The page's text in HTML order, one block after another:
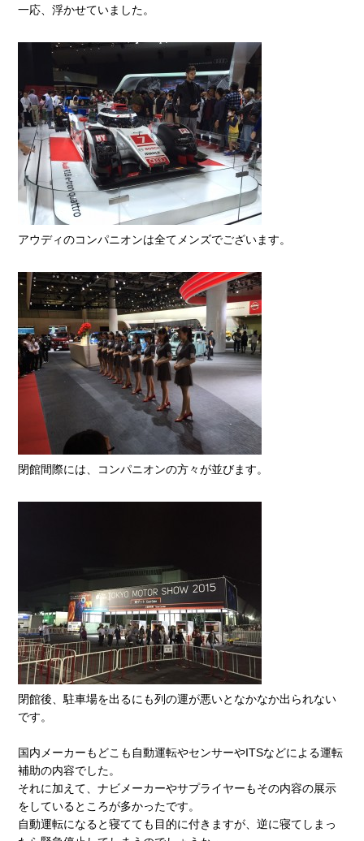
一応、浮かせていました。
アウディのコンパニオンは全てメンズでございます。
閉館間際には、コンパニオンの方々が並びます。
閉館後、駐車場を出るにも列の運が悪いとなかなか出られない
です。
国内メーカーもどこも自動運転やセンサーやITSなどによる運転
補助の内容でした。
それに加えて、ナビメーカーやサプライヤーもその内容の展示
をしているところが多かったです。
自動運転になると寝てても目的に付きますが、逆に寝てしまっ